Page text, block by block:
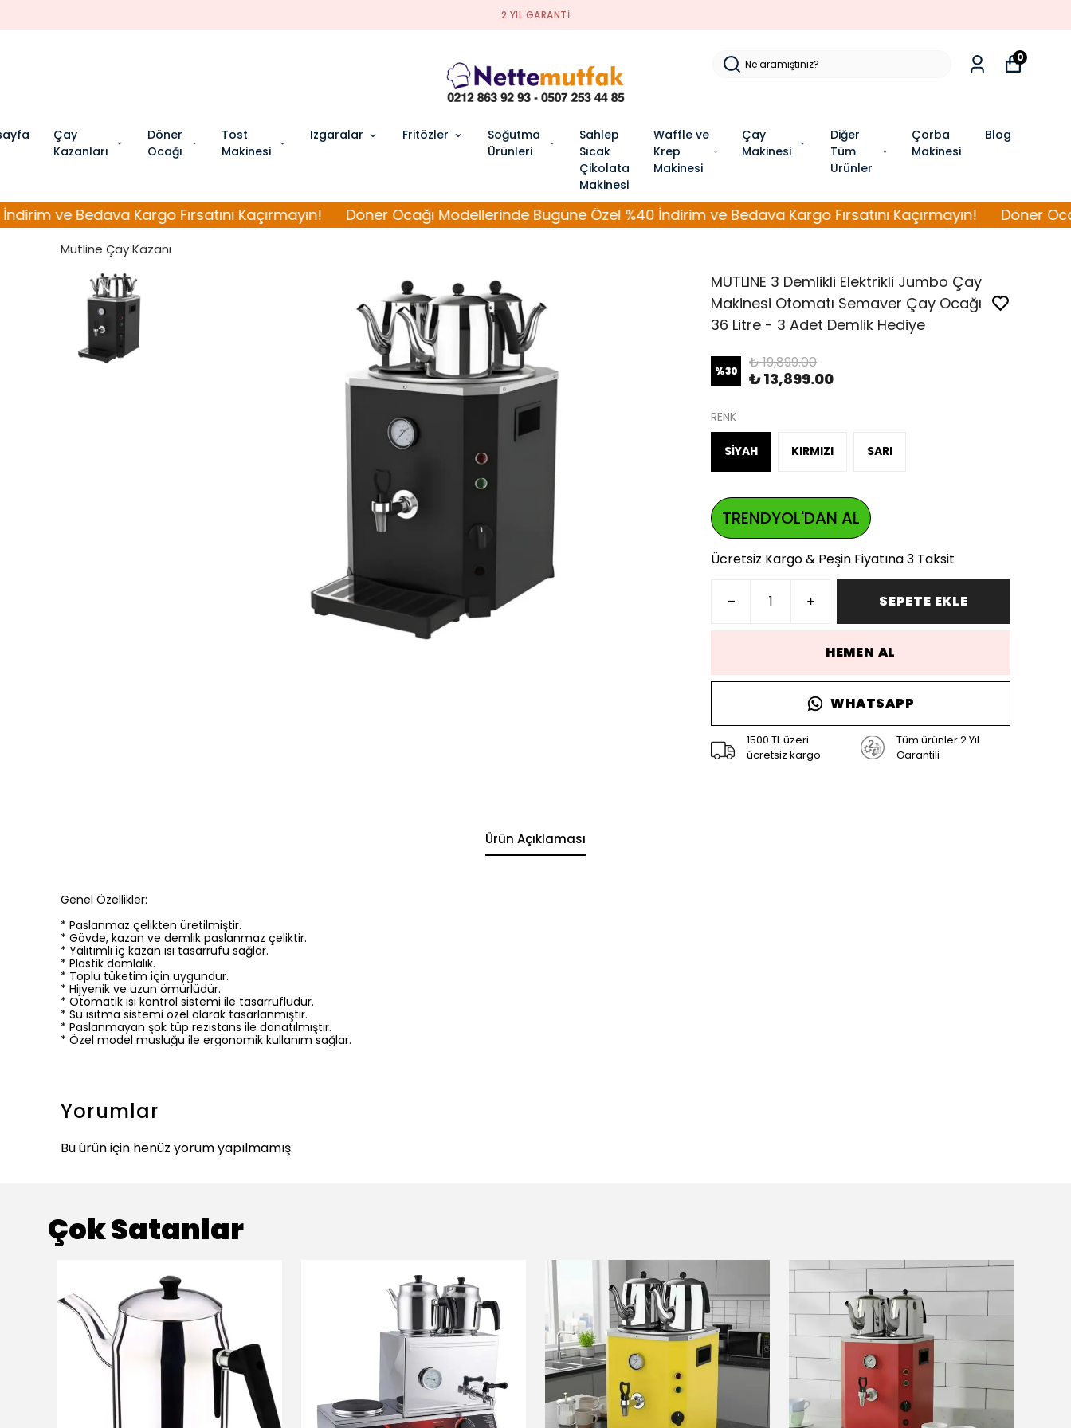
2 YIL GARANTI
Çay
Kazanları
Döner
Ocağı
Tost
Makinesi
Izgaralar Fritözler
Soğutma
Ürünleri
Sahlep
Sıcak
Çikolata
Makinesi
Waffle ve
Krep
Makinesi
Çay
Makinesi
Diğer
Tüm
Ürünler
Çorba
Makinesi
Blog
0
Kargo Fırsatını Kaçırmayın! Döner Ocağı Modellerinde Bugüne Özel %40 İndirim ve Bedava Kargo Fırsatını Kaçırmayın! Döner Ocağı
Mutline Çay Kazanı
MUTLINE 3 Demlikli Elektrikli Jumbo Çay
Makinesi Otomatı Semaver Çay Ocağı
36 Litre - 3 Adet Demlik Hediye
%30 ₺ 19,899.00
₺ 13,899.00
RENK
SİYAH KIRMIZI SARI
TRENDYOL'DAN AL
Ücretsiz Kargo & Peşin Fiyatına 3 Taksit
SEPETE EKLE
HEMEN AL
WHATSAPP
1500 TL üzeri
ücretsiz kargo
Tüm ürünler 2 Yıl
Garantili
Ürün Açıklaması
Genel Özellikler:
* Paslanmaz çelikten üretilmiştir.
* Gövde, kazan ve demlik paslanmaz çeliktir.
* Yalıtımlı iç kazan ısı tasarrufu sağlar.
* Plastik damlalık.
* Toplu tüketim için uygundur.
* Hijyenik ve uzun ömürlüdür.
* Otomatik ısı kontrol sistemi ile tasarrufludur.
* Su ısıtma sistemi özel olarak tasarlanmıştır.
* Paslanmayan şok tüp rezistans ile donatılmıştır.
* Özel model musluğu ile ergonomik kullanım sağlar.
Yorumlar
Bu ürün için henüz yorum yapılmamış.
Çok Satanlar